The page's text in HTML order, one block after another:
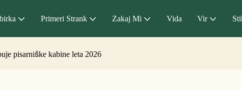
Primeri Strank Zakaj Mi Vida Vir
pisarniške kabine leta 2026